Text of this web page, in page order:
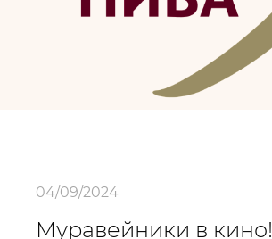
04/09/2024
Муравейники в кино!